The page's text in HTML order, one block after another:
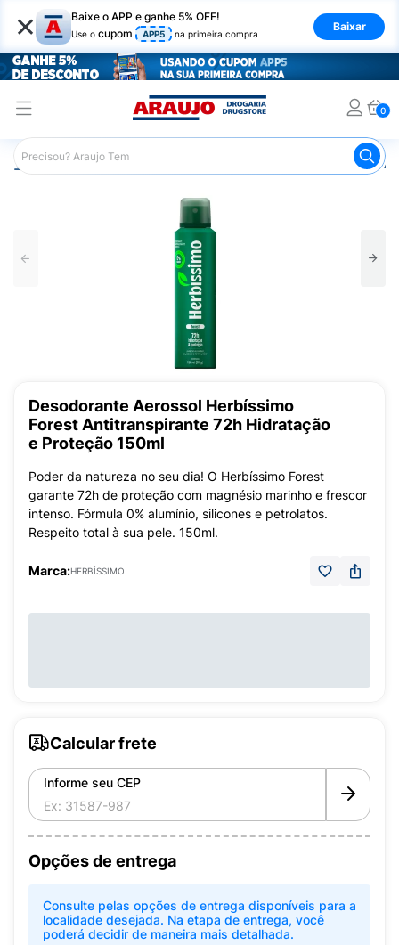
× Baixe o APP e ganhe 5% OFF!
Use o cupom APP5 na primeira compra
Baixar
0
Araujo Higiene Pessoal Desodorante
Desodorante Aerossol Herbíssimo
Forest Antitranspirante 72h Hidratação
e Proteção 150ml
Poder da natureza no seu dia! O Herbíssimo Forest
garante 72h de proteção com magnésio marinho e frescor
intenso. Fórmula 0% alumínio, silicones e petrolatos.
Respeito total à sua pele. 150ml.
Marca:HERBÍSSIMO
Calcular frete
Informe seu CEP
Opções de entrega
Consulte pelas opções de entrega disponíveis para a
localidade desejada. Na etapa de entrega, você
poderá decidir de maneira mais detalhada.